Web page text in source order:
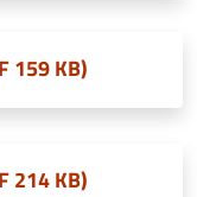
159 KB)
214 KB)